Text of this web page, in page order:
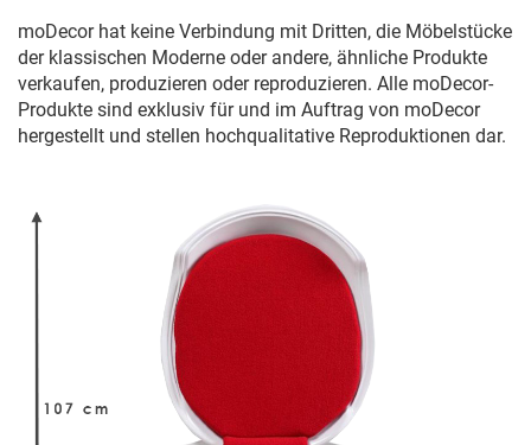
moDecor hat keine Verbindung mit Dritten, die Möbelstücke
der klassischen Moderne oder andere, ähnliche Produkte
verkaufen, produzieren oder reproduzieren. Alle moDecor-
Produkte sind exklusiv für und im Auftrag von moDecor
hergestellt und stellen hochqualitative Reproduktionen dar.